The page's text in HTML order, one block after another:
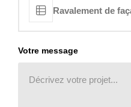
Ravalement de
Votre message